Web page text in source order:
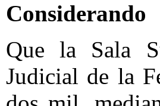
Considerando
Que la Sala
Judicial de la